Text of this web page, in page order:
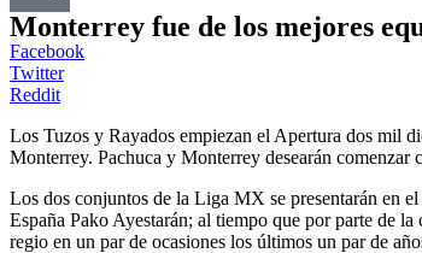
Monterrey fue de los mejores
Facebook
Twitter
Reddit
Los Tuzos y Rayados empiezan el Apertura dos mil
Monterrey. Pachuca y Monterrey desearán
Los dos conjuntos de la Liga MX se presentarán en
España Pako Ayestarán; al tiempo que por parte de
regio en un par de ocasiones los últimos un par de